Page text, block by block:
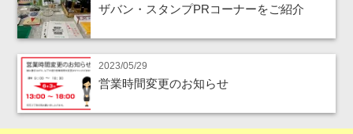
ザバン・スタンプPRコーナーをご紹介
2023/05/29
営業時間変更のお知らせ